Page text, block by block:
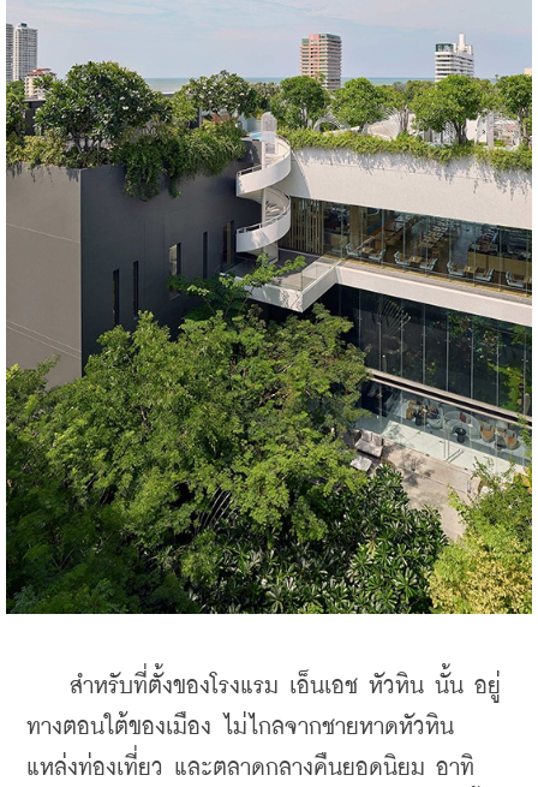
สำหรับที่ตั้งของโรงแรม เอ็นเอช หัวหิน นั้น อยู่
ทางตอนใต้ของเมือง ไม่ไกลจากชายหาดหัวหิน
แหล่งท่องเที่ยว และตลาดกลางคืนยอดนิยม อาทิ